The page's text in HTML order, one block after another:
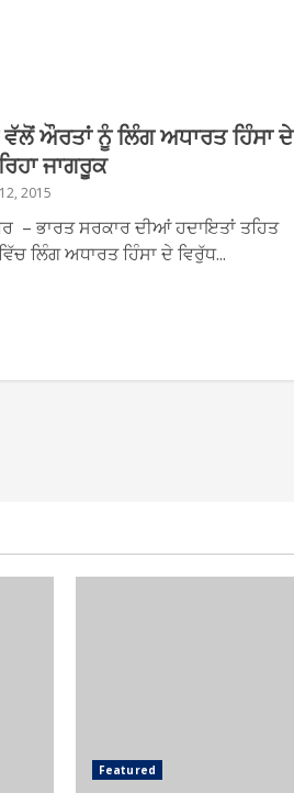
ਔਰਤਾਂ ਨੂੰ ਲਿੰਗ ਅਧਾਰਤ ਹਿੰਸਾ ਦੇ
ਜਾਗਰੂਕ
2015
– ਭਾਰਤ ਸਰਕਾਰ ਦੀਆਂ ਹਦਾਇਤਾਂ ਤਹਿਤ
ਲਿੰਗ ਅਧਾਰਤ ਹਿੰਸਾ ਦੇ ਵਿਰੁੱਧ...
Featured